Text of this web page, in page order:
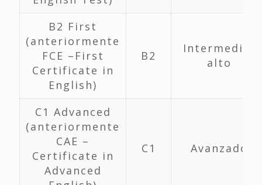
B2 First
(anteriormente
FCE –First
Certificate in
English)
B2
Intermedio-
alto
C1 Advanced
(anteriormente
CAE –
Certificate in
Advanced
C1 Avanzado